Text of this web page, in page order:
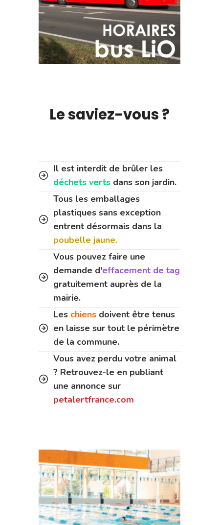
Le saviez-vous ?
Il est interdit de brûler les
déchets verts dans son jardin.
Tous les emballages
plastiques sans exception
entrent désormais dans la
poubelle jaune.
Vous pouvez faire une
demande d'effacement de tag
gratuitement auprès de la
mairie.
Les chiens doivent être tenus
en laisse sur tout le périmètre
de la commune.
Vous avez perdu votre animal
? Retrouvez-le en publiant
une annonce sur
petalertfrance.com